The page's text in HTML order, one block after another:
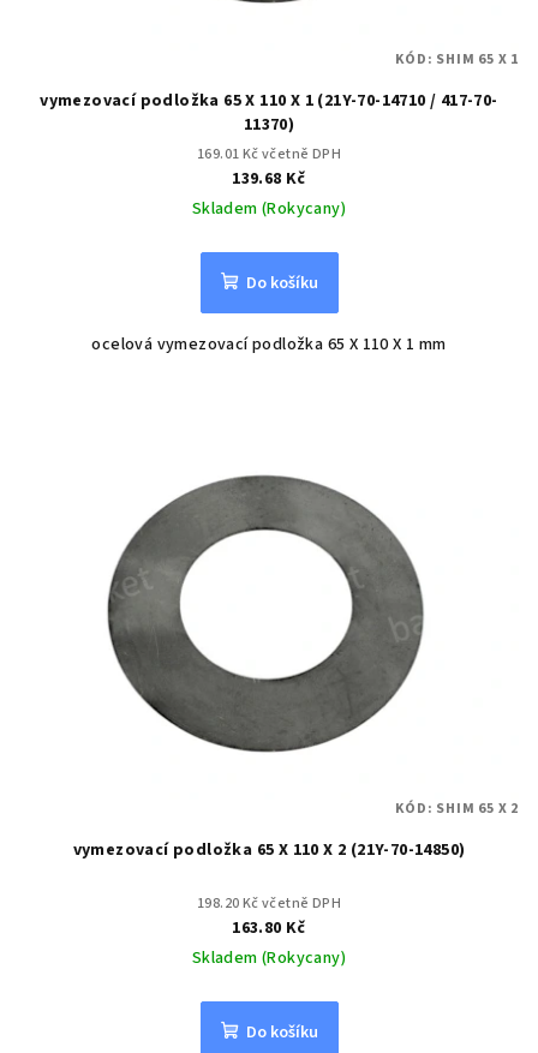
vymezovací podložka 65 X 110 X 1 (21Y-70-14710 / 417-70-
11370)
169.01 Kč včetně DPH
139.68 Kč
Skladem (Rokycany)
Do košíku
ocelová vymezovací podložka 65 X 110 X 1 mm
KÓD: SHIM 65 X 1
vymezovací podložka 65 X 110 X 2 (21Y-70-14850)
198.20 Kč včetně DPH
163.80 Kč
Skladem (Rokycany)
Do košíku
KÓD: SHIM 65 X 2